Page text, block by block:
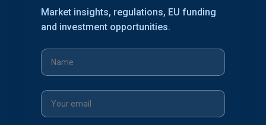
Market insights, regulations, EU funding
and investment opportunities.